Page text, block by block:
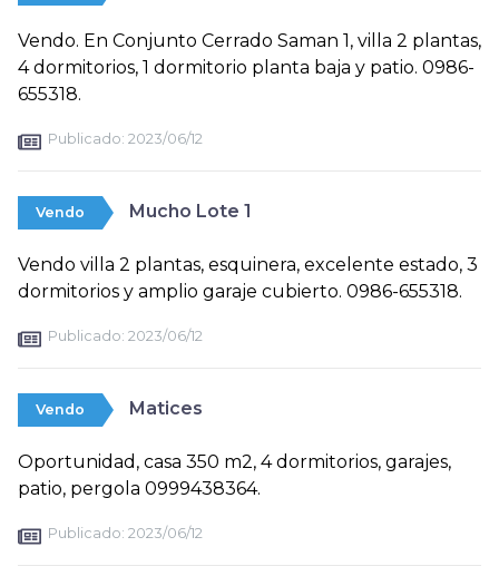
Vendo. En Conjunto Cerrado Saman 1, villa 2 plantas,
4 dormitorios, 1 dormitorio planta baja y patio. 0986-
655318.
Publicado: 2023/06/12
Vendo Mucho Lote 1
Vendo villa 2 plantas, esquinera, excelente estado, 3
dormitorios y amplio garaje cubierto. 0986-655318.
Publicado: 2023/06/12
Vendo Matices
Oportunidad, casa 350 m2, 4 dormitorios, garajes,
patio, pergola 0999438364.
Publicado: 2023/06/12